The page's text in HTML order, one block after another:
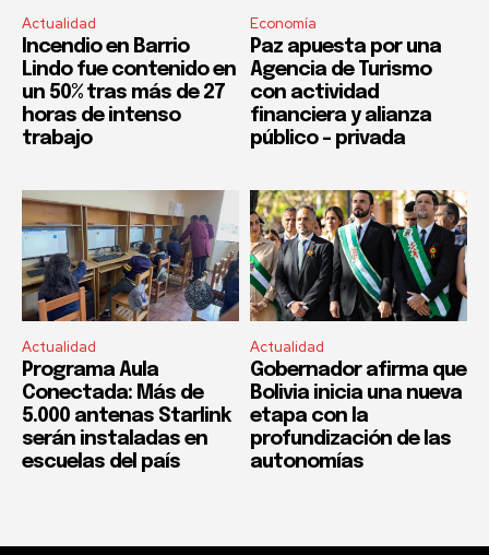
Actualidad
Incendio en Barrio
Lindo fue contenido en
un 50% tras más de 27
horas de intenso
trabajo
Economía
Paz apuesta por una
Agencia de Turismo
con actividad
financiera y alianza
público – privada
Actualidad
Programa Aula
Conectada: Más de
5.000 antenas Starlink
serán instaladas en
escuelas del país
Actualidad
Gobernador afirma que
Bolivia inicia una nueva
etapa con la
profundización de las
autonomías